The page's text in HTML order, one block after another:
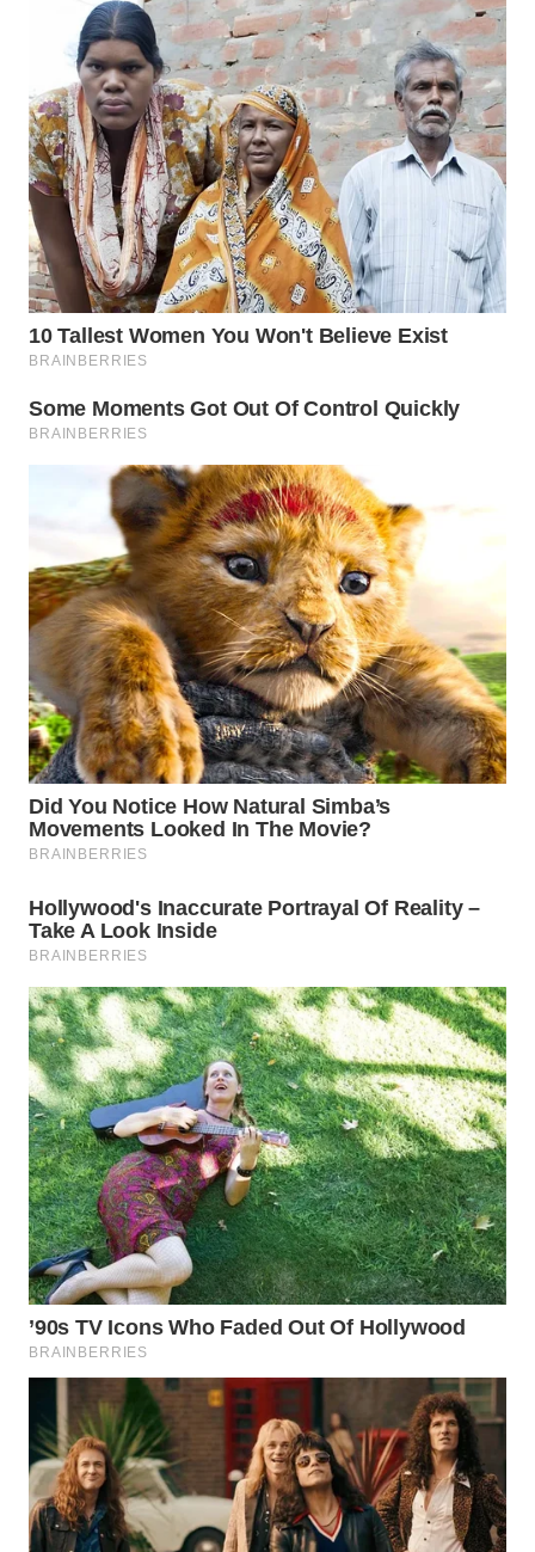
WN
CIANJUR
WN
KEPULAUAN
SERIBU
WN
TANGERANG
WN
BINJAI
WN
CIREBON
INDRAMAYU
WN
KUNINGAN
WN
MAJALENGKA
WN
WN
WN
WN
PRIANGAN
TIMUR
WN
SEMARANG
WN
SOLO
WN
BOROBUDUR
WN
MADURA
WN
SURABAYA